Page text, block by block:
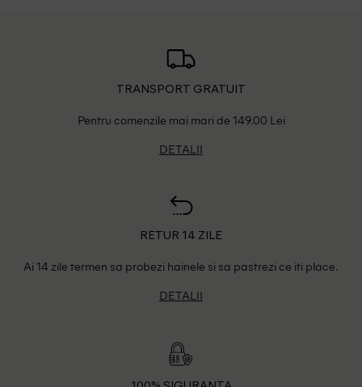
TRANSPORT GRATUIT
Pentru comenzile mai mari de 149.00 Lei
DETALII
RETUR 14 ZILE
Ai 14 zile termen sa probezi hainele si sa pastrezi ce iti place.
DETALII